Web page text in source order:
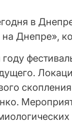
в
Днепре»,